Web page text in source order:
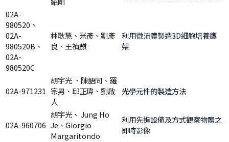
02A-
980520、
02A-
980520B、
02A-
980520C
林耿慧、米彥、劉彥
良、王禎麒
利用微流體製造3D細胞培養鷹
架
02A-971231
胡宇光 、陳語同、羅
宗男、邱正瑋、劉啟
人
光學元件的製造方法
02A-960706
胡宇光、 Jung Ho
Je、Giorgio
Margaritondo
利用先進設備及方式觀察物體之
即時影像